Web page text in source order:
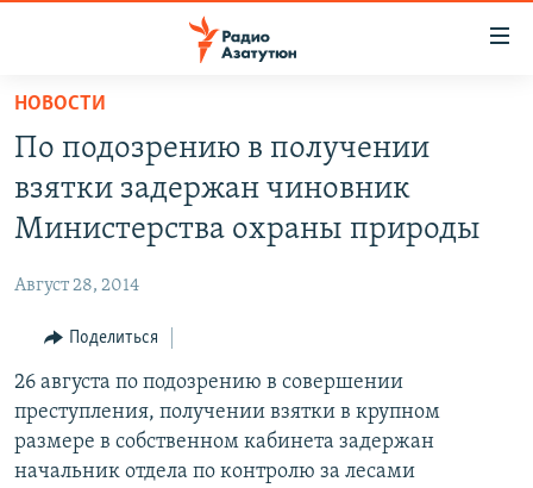
Перейти
основному
содержанию
Перейти
основной
навигации
Перейти
поиску
НОВОСТИ
ПОЛИТИКА
ЭКОНОМИКА
РЕГИОН
НАГОРНЫЙ КАРАБАХ
КУЛЬТУРА
СПОРТ
НОВОСТИ
По подозрению в получении
взятки задержан чиновник
Министерства охраны природы
Август 28, 2014
Поделиться
26 августа по подозрению в совершении
преступления, получении взятки в крупном
размере в собственном кабинета задержан
начальник отдела по контролю за лесами